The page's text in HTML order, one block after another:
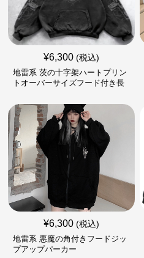
¥6,300 (税込)
地雷系 茨の十字架ハートプリン
トオーバーサイズフード付き長
¥6,300 (税込)
地雷系 悪魔の角付きフードジッ
プアップパーカー